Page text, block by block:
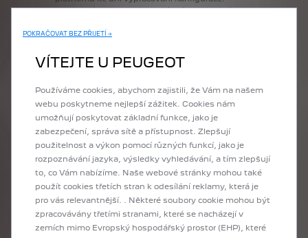
Technické parametry odpovídají standardní
příplatkovou výbavu.
charakteru, aniž by tato skutečnost
jednotlivých položek uvedena. Detailní
naleznete v aktuálním Ceníku.
Údaje o spotřebě paliva a výši emisí CO2
vycházejí z testovacího jízdního cyklu WLTP
souladu
příslušnými právními
předpisy
platnými
a na území
republiky.
Uvedené hodnoty kombinovaného provozu
odpovídají zvolené specifikaci vozidla ve
standardním provedení bez doplňkové výbavy.
Reálné hodnoty se mohou lišit v závislosti na
zvolené verzi a originální doplňkové výbavě.
Konkrétní
spotřebu výši
konkrétního
neodráží
využívání paliva motorem, ale také způsob jízdy
POKRAČOVAT BEZ PŘIJETÍ →
VÍTEJTE U PEUGEOT
Používáme cookies, abychom zajistili, že Vám na našem
webu poskytneme nejlepší zážitek. Cookies nám
umožňují poskytovat základní funkce, jako je
zabezpečení, správa sítě a přístupnost. Zlepšují
použitelnost a výkon pomocí různých funkcí, jako je
rozpoznávání jazyka, výsledky vyhledávání, a tím zlepšují
to, co Vám nabízíme. Naše webové stránky mohou také
použít cookies třetích stran k odesílání reklamy, která je
pro vás relevantnější. . Některé soubory cookie mohou být
zpracovávány třetími stranami, které se nacházejí v
zemích mimo Evropský hospodářský prostor (EHP), které